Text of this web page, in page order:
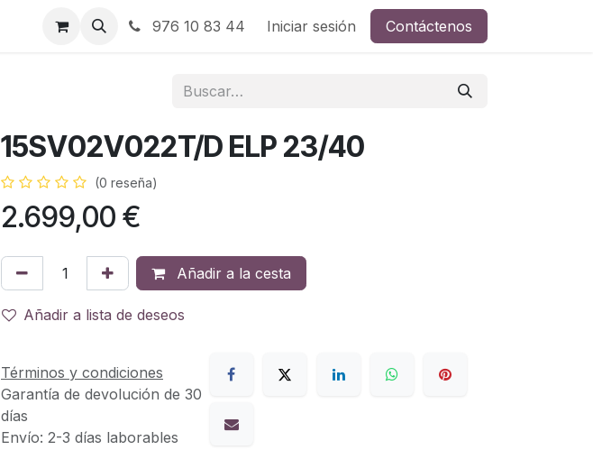
Blog 976 10 83 44 Iniciar sesión Contáctenos
15SV02V022T/D ELP 23/40
(0 reseña)
2.699,00 €
Añadir a la cesta
Añadir a lista de deseos
Términos y condiciones
Garantía de devolución de 30
días
Envío: 2-3 días laborables